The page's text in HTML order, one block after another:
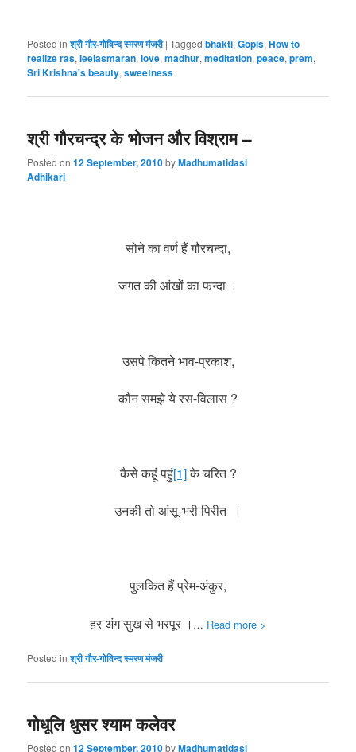
Posted in श्री गौर-गोविन्द स्मरण मंजरी |Tagged bhakti,Gopis,How to
realize ras,leelasmaran,love,madhur,meditation,peace,prem,
Sri Krishna's beauty,sweetness
श्री गौरचन्द्र के भोजन और विश्राम –
Posted on12 September, 2010byMadhumatidasi
Adhikari
सोने का वर्ण हैं गौरचन्दा,
जगत की आंखों का फन्दा ।
उसपे कितने भाव-प्रकाश,
कौन समझे ये रस-विलास ?
कैसे कहूं पहुं[1]के चरित ?
उनकी तो आंसू-भरी पिरीत ।
पुलकित हैं प्रेम-अंकुर,
हर अंग सुख से भरपूर । … Read more >
Posted in श्री गौर-गोविन्द स्मरण मंजरी
गोधूलि धुसर श्याम कलेवर
Posted on12 September, 2010byMadhumatidasi